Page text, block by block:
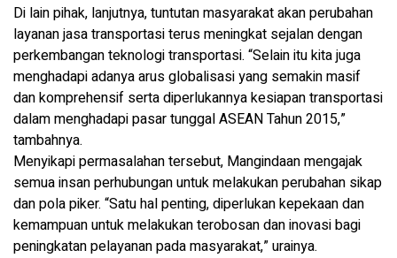
Di lain pihak, lanjutnya, tuntutan masyarakat akan perubahan
layanan jasa transportasi terus meningkat sejalan dengan
perkembangan teknologi transportasi. “Selain itu kita juga
menghadapi adanya arus globalisasi yang semakin masif
dan komprehensif serta diperlukannya kesiapan transportasi
dalam menghadapi pasar tunggal ASEAN Tahun 2015,”
tambahnya.
Menyikapi permasalahan tersebut, Mangindaan mengajak
semua insan perhubungan untuk melakukan perubahan sikap
dan pola piker. “Satu hal penting, diperlukan kepekaan dan
kemampuan untuk melakukan terobosan dan inovasi bagi
peningkatan pelayanan pada masyarakat,” urainya.